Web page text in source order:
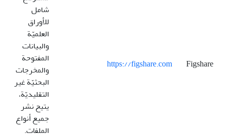
Figshare
https://figshare.com
شامل
للأوراق
العلميّة
والبيانات
المفتوحة
والمخرجات
البحثيّة غير
التقليديّة،
يتيح نشر
جميع أنواع
الملفات.